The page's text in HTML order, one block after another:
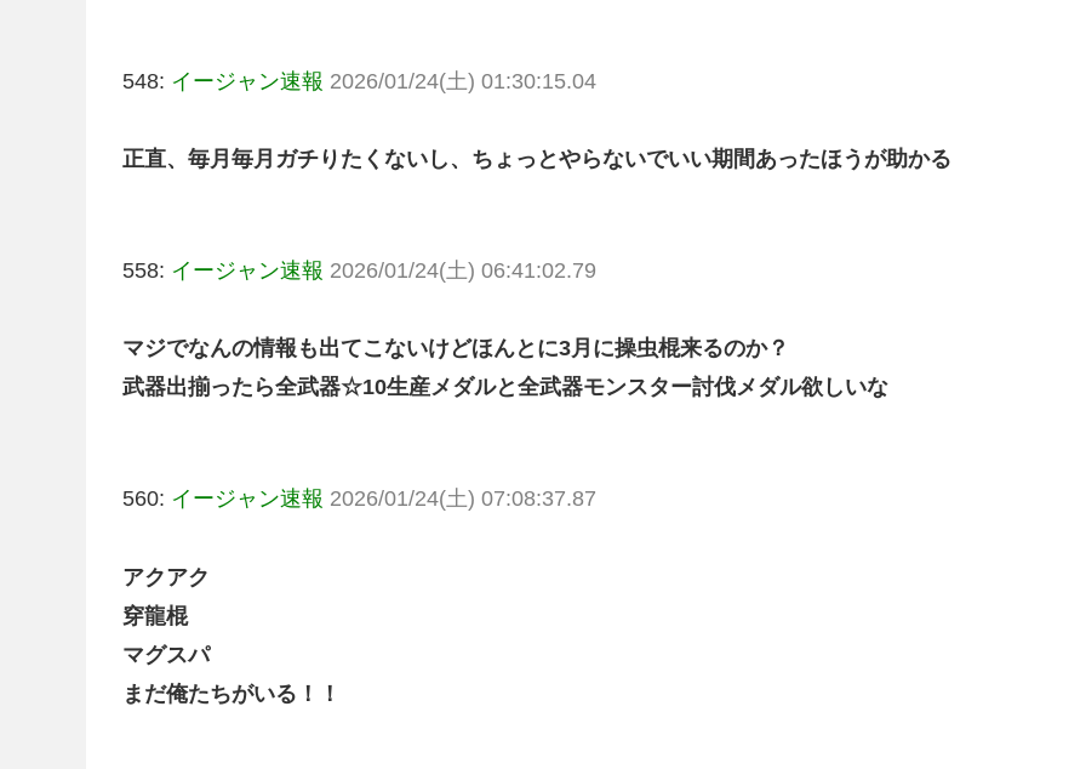
548: イージャン速報 2026/01/24(土) 01:30:15.04
正直、毎月毎月ガチりたくないし、ちょっとやらないでいい期間あったほうが助かる
558: イージャン速報 2026/01/24(土) 06:41:02.79
マジでなんの情報も出てこないけどほんとに3月に操虫棍来るのか？
武器出揃ったら全武器☆10生産メダルと全武器モンスター討伐メダル欲しいな
560: イージャン速報 2026/01/24(土) 07:08:37.87
アクアク
穿龍棍
マグスパ
まだ俺たちがいる！！